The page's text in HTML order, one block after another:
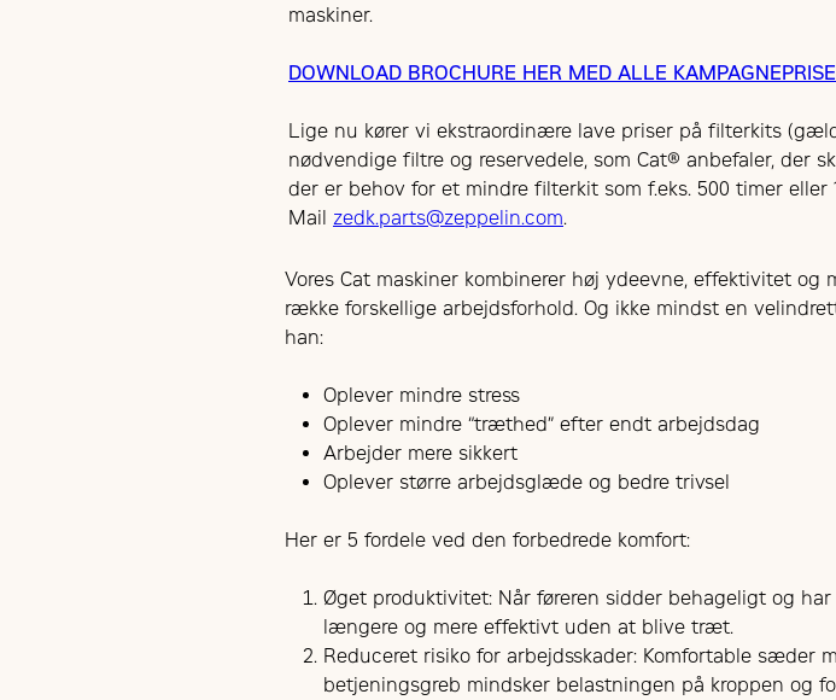
maskiner.
DOWNLOAD BROCHURE HER MED ALLE
Lige nu kører vi ekstraordinære lave priser på filterkits
nødvendige filtre og reservedele, som Cat® anbefaler, der
der er behov for et mindre filterkit som f.eks. 500 timer
Mail zedk.parts@zeppelin.com.
Vores Cat maskiner kombinerer høj ydeevne, effektivitet
række forskellige arbejdsforhold. Og ikke mindst en
han:
Oplever mindre stress
Oplever mindre “træthed” efter endt arbejdsdag
Arbejder mere sikkert
Oplever større arbejdsglæde og bedre trivsel
Her er 5 fordele ved den forbedrede komfort:
Øget produktivitet: Når føreren sidder behageligt og
længere og mere effektivt uden at blive træt.
Reduceret risiko for arbejdsskader: Komfortable sæder
betjeningsgreb mindsker belastningen på kroppen og